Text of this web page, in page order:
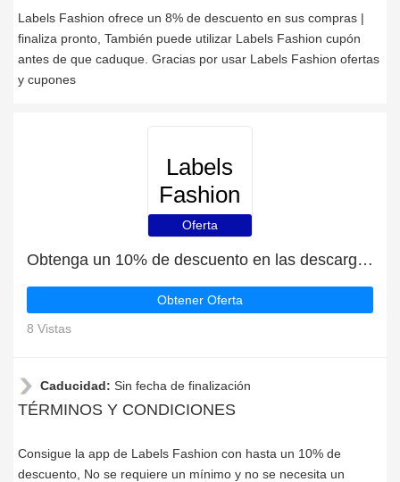
Labels Fashion ofrece un 8% de descuento en sus compras |
finaliza pronto, También puede utilizar Labels Fashion cupón
antes de que caduque. Gracias por usar Labels Fashion ofertas
y cupones
Labels
Fashion
Oferta
Obtenga un 10% de descuento en las descargas de la aplicación Labels Fashion
Obtener Oferta
8 Vistas
Caducidad: Sin fecha de finalización
TÉRMINOS Y CONDICIONES
Consigue la app de Labels Fashion con hasta un 10% de
descuento, No se requiere un mínimo y no se necesita un